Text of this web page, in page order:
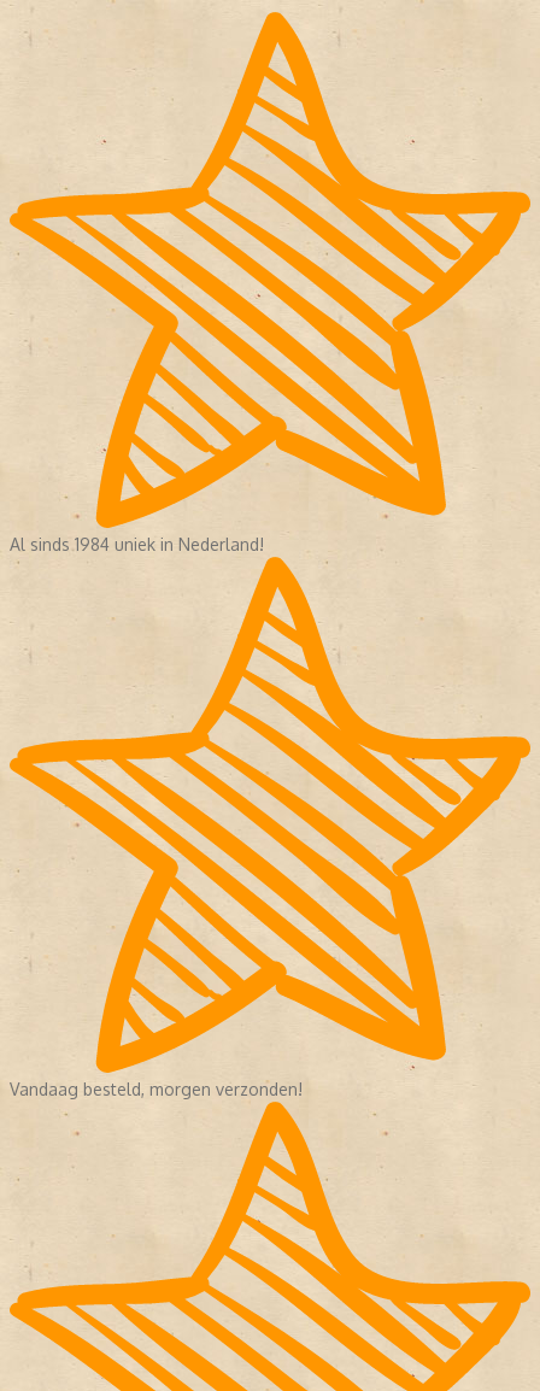
Al sinds 1984 uniek in Nederland!
Vandaag besteld, morgen verzonden!